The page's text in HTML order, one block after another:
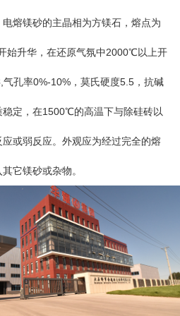
熔镁砂的主晶相为方镁石，熔点为
升华，在还原气氛中2000℃以上开
孔率0%-10%，莫氏硬度5.5，抗碱
定，在1500℃的高温下与除硅砖以
或弱反应。外观应为经过完全的熔
它镁砂或杂物。